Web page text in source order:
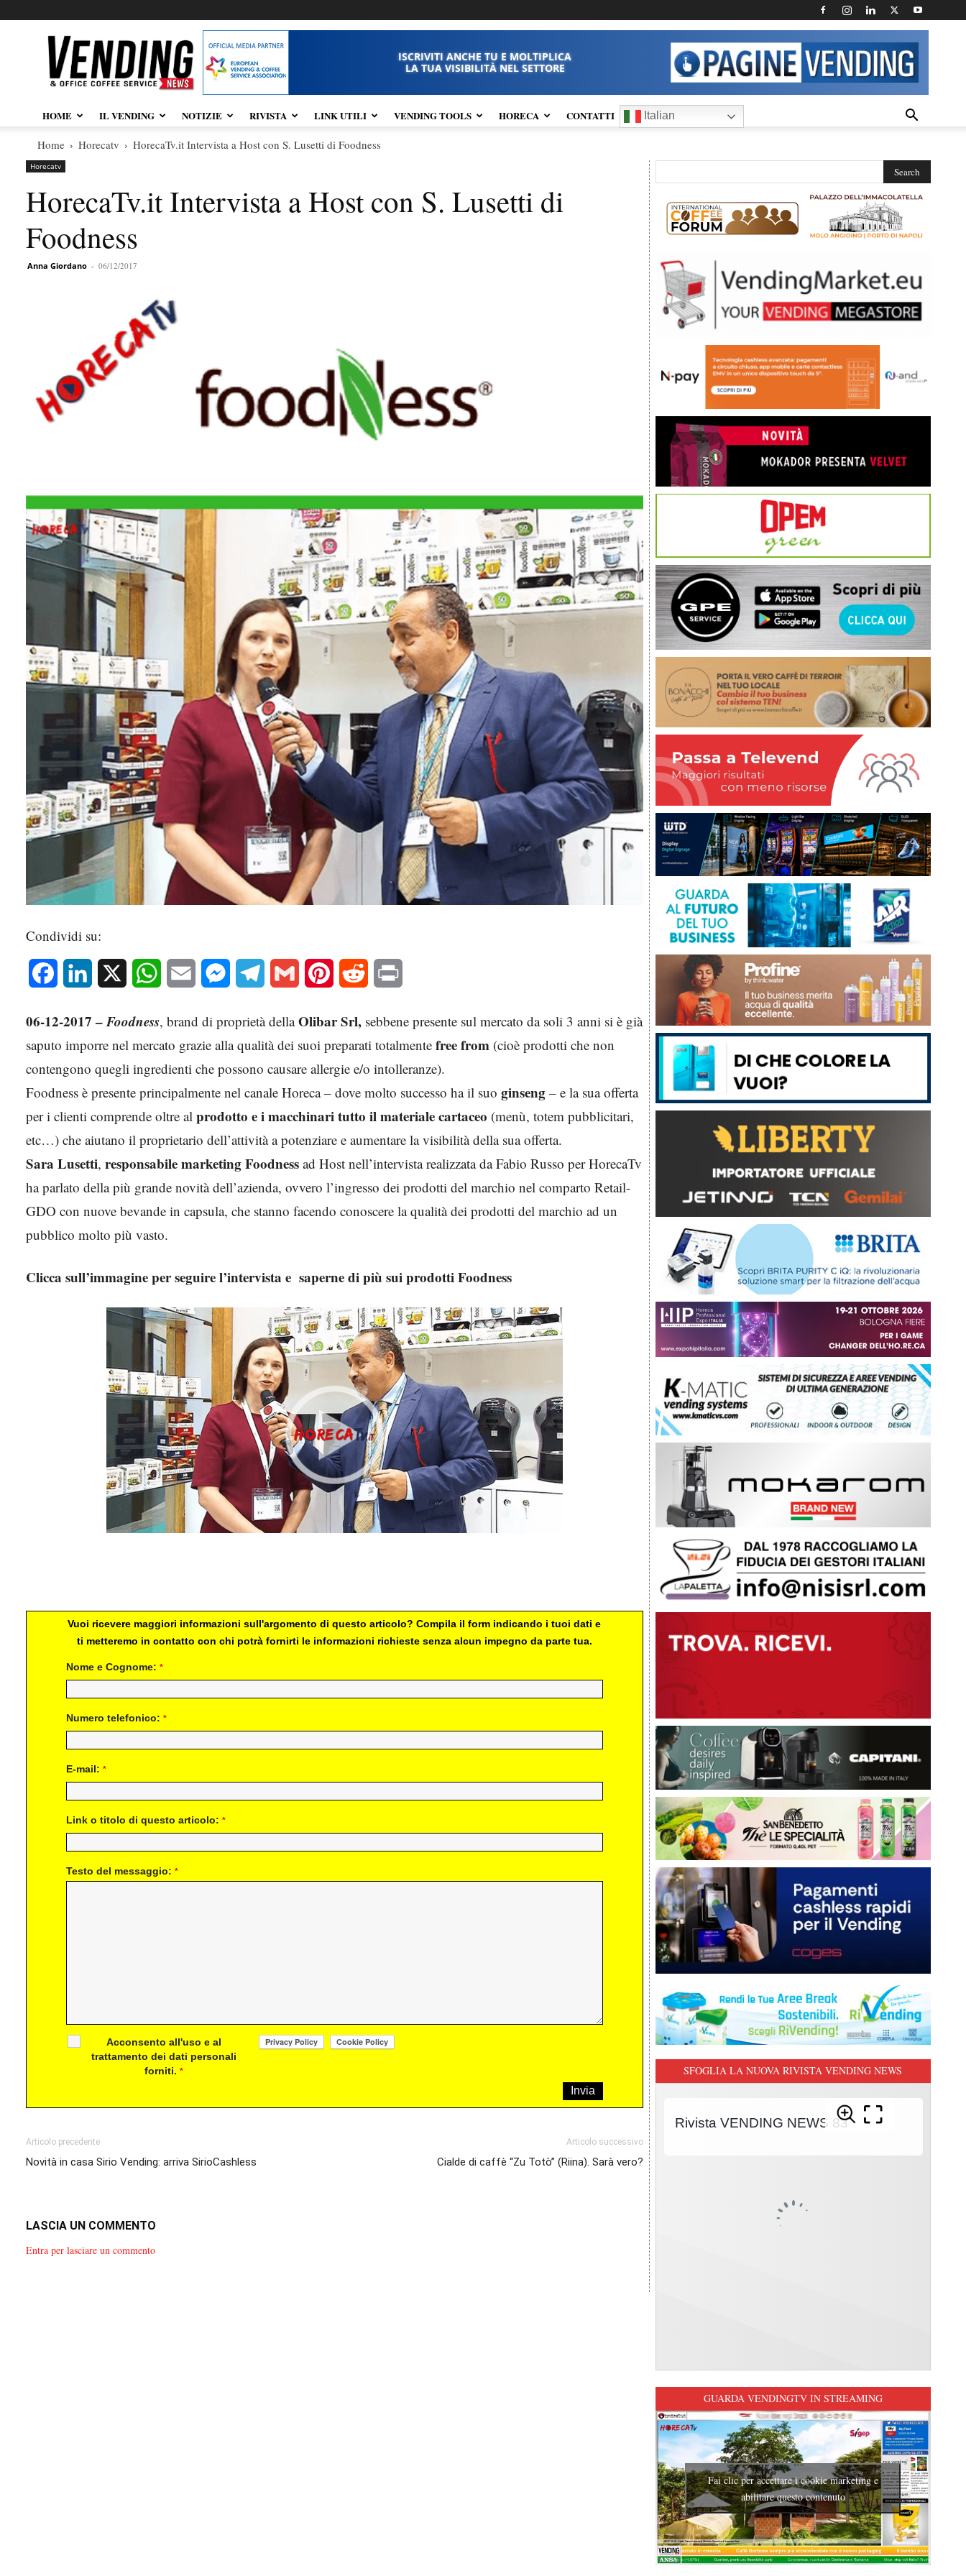
Vendingnews.it
ISCRIVITI ANCHE TU E MOLTIPLICA
LA TUA VISIBILITÀ NEL SETTORE
HOME IL VENDING NOTIZIE RIVISTA LINK UTILI VENDING TOOLS HORECA CONTATTI Italian
Home Horecatv HorecaTv.it Intervista a Host con S. Lusetti di Foodness
Horecatv
HorecaTv.it Intervista a Host con S. Lusetti di
Foodness
Anna Giordano - 06/12/2017
Condividi su:
Facebook LinkedIn WhatsAppEmail MessengerTelegram Gmail Pinterest Reddit
06-12-2017 –Foodness, brand di proprietà dellaOlibar Srl, sebbene presente sul mercato da soli 3 anni si è già
saputo imporre nel mercato grazie alla qualità dei suoi preparati totalmente free from (cioè prodotti che non
contengono quegli ingredienti che possono causare allergie e/o intolleranze).
Foodness è presente principalmente nel canale Horeca – dove molto successo ha il suo ginseng – e la sua offerta
per i clienti comprende oltre al prodotto e i macchinari tutto il materiale cartaceo (menù, totem pubblicitari,
etc…) che aiutano il proprietario dell’attività a potenziare e aumentare la visibilità della sua offerta.
Sara Lusetti, responsabile marketing Foodness ad Host nell’intervista realizzata da Fabio Russo per HorecaTv
ha parlato della più grande novità dell’azienda, ovvero l’ingresso dei prodotti del marchio nel comparto Retail-
GDO con nuove bevande in capsula, che stanno facendo conoscere la qualità dei prodotti del marchio ad un
pubblico molto più vasto.
Clicca sull’immagine per seguire l’intervista e saperne di più sui prodotti Foodness
Vuoi ricevere maggiori informazioni sull'argomento di questo articolo? Compila il form indicando i tuoi dati e
ti metteremo in contatto con chi potrà fornirti le informazioni richieste senza alcun impegno da parte tua.
Nome e Cognome: *
Numero telefonico: *
E-mail: *
Link o titolo di questo articolo: *
Testo del messaggio: *
Acconsento all'uso e al
trattamento dei dati personali
forniti.*
Articolo precedente
Novità in casa Sirio Vending: arriva SirioCashless
Articolo successivo
Cialde di caffè “Zu Totò” (Riina). Sarà vero?
LASCIA UN COMMENTO
Entra per lasciare un commento
SFOGLIA LA NUOVA RIVISTA VENDING NEWS
GUARDA VENDINGTV IN STREAMING
Fai clic per accettare i cookie marketing e
abilitare questo contenuto